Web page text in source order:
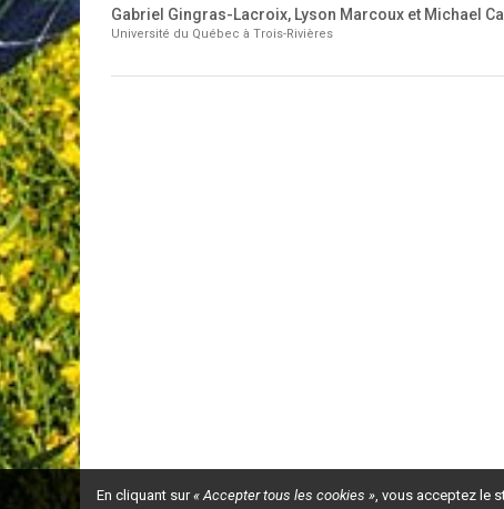
Gabriel Gingras-Lacroix, Lyson Marcoux et Michael
Université du Québec à Trois-Rivières
En cliquant sur« Accepter tous les cookies », vous acceptez le